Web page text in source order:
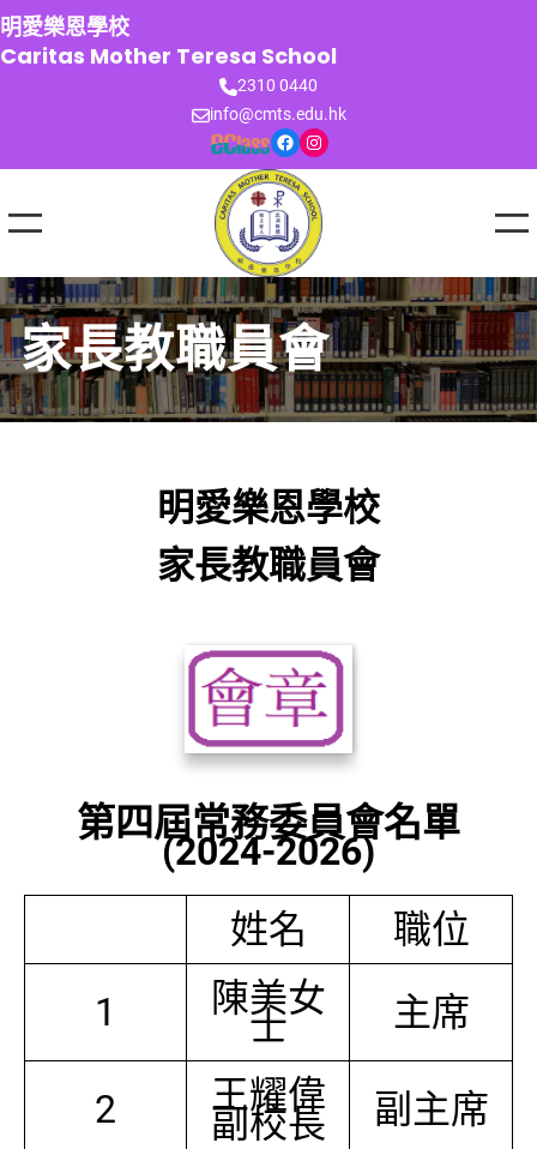
跳
至
主
明愛樂恩學校
Caritas Mother Teresa School
2310 0440
info@cmts.edu.hk
Facebook Instagram
家長教職員會
明愛樂恩學校
家長教職員會
第四屆常務委員會名單
(2024-2026)
姓名
職位
1
陳美女
士 主席
2 王耀偉
副校長 副主席